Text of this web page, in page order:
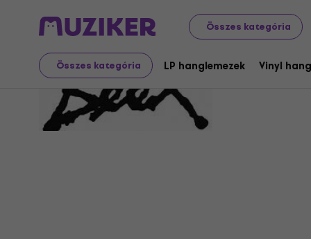
Összes kategória
Összes kategória LP hanglemezek Vinyl
Beex